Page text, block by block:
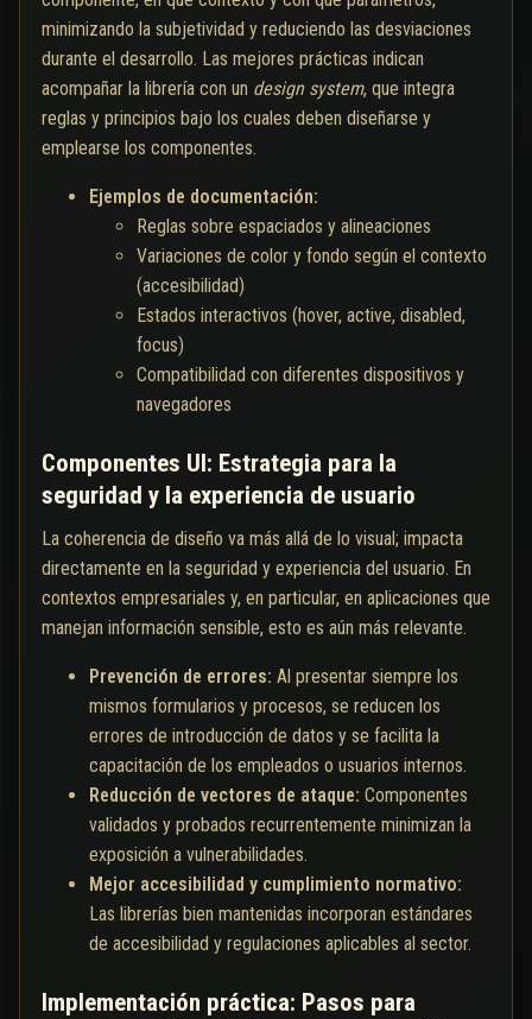
minimizando la subjetividad y reduciendo las desviaciones
durante el desarrollo. Las mejores prácticas indican
acompañar la librería con un design system, que integra
reglas y principios bajo los cuales deben diseñarse y
emplearse los componentes.
Ejemplos de documentación:
Reglas sobre espaciados y alineaciones
Variaciones de color y fondo según el contexto
(accesibilidad)
Estados interactivos (hover, active, disabled,
focus)
Compatibilidad con diferentes dispositivos y
navegadores
Componentes UI: Estrategia para la
seguridad y la experiencia de usuario
La coherencia de diseño va más allá de lo visual; impacta
directamente en la seguridad y experiencia del usuario. En
contextos empresariales y, en particular, en aplicaciones que
manejan información sensible, esto es aún más relevante.
Prevención de errores: Al presentar siempre los
mismos formularios y procesos, se reducen los
errores de introducción de datos y se facilita la
capacitación de los empleados o usuarios internos.
Reducción de vectores de ataque: Componentes
validados y probados recurrentemente minimizan la
exposición a vulnerabilidades.
Mejor accesibilidad y cumplimiento normativo:
Las librerías bien mantenidas incorporan estándares
de accesibilidad y regulaciones aplicables al sector.
Implementación práctica: Pasos para